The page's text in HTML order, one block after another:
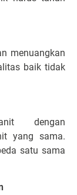
menuangkan
baik tidak
dengan
yang sama.
satu sama